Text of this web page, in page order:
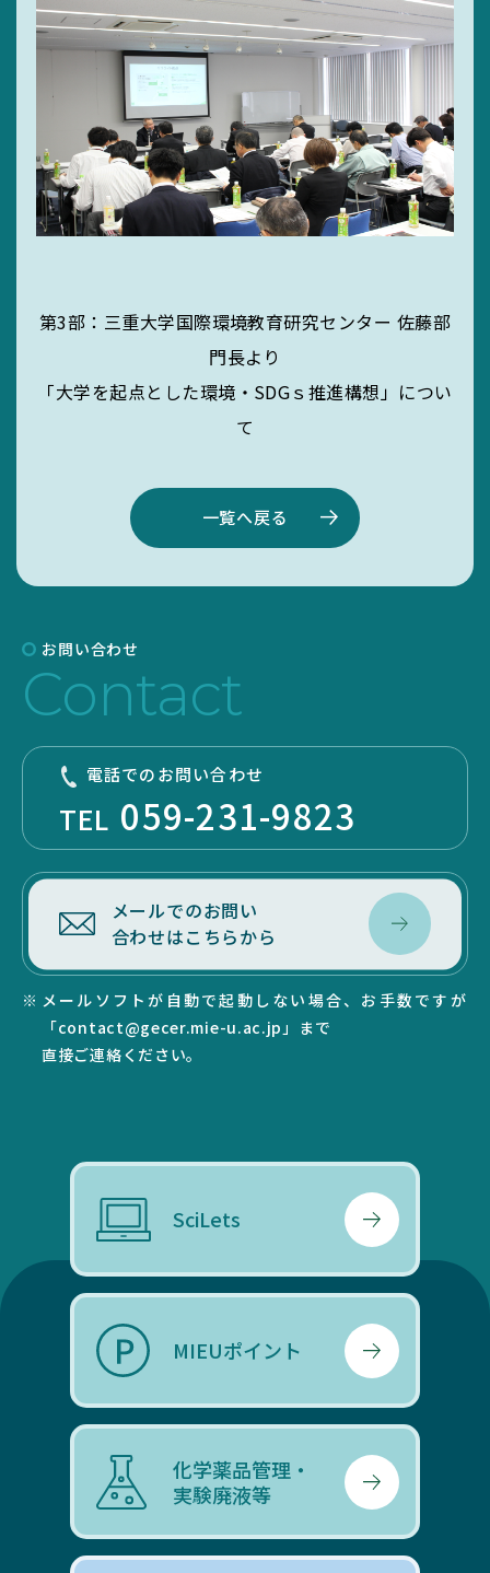
第3部：三重大学国際環境教育研究センター 佐藤部
門長より
「大学を起点とした環境・SDGｓ推進構想」につい
て
一覧へ戻る
お問い合わせ
Contact
電話でのお問い合わせ
TEL 059-231-9823
メールでのお問い
合わせはこちらから
メールソフトが自動で起動しない場合、お手数ですが
「contact@gecer.mie-u.ac.jp」まで
直接ご連絡ください。
SciLets
MIEUポイント
化学薬品管理・
実験廃液等